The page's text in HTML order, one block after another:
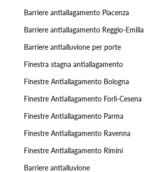
Barriere antiallagamento Piacenza
Barriere antiallagamento Reggio-Emilia
Barriere antialluvione per porte
Finestra stagna antiallagamento
Finestre Antiallagamento Bologna
Finestre Antiallagamento Forlì-Cesena
Finestre Antiallagamento Parma
Finestre Antiallagamento Ravenna
Finestre Antiallagamento Rimini
Barriere antialluvione